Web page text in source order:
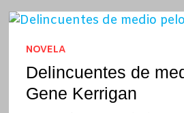
NOVELA
Delincuentes de
Gene Kerrigan